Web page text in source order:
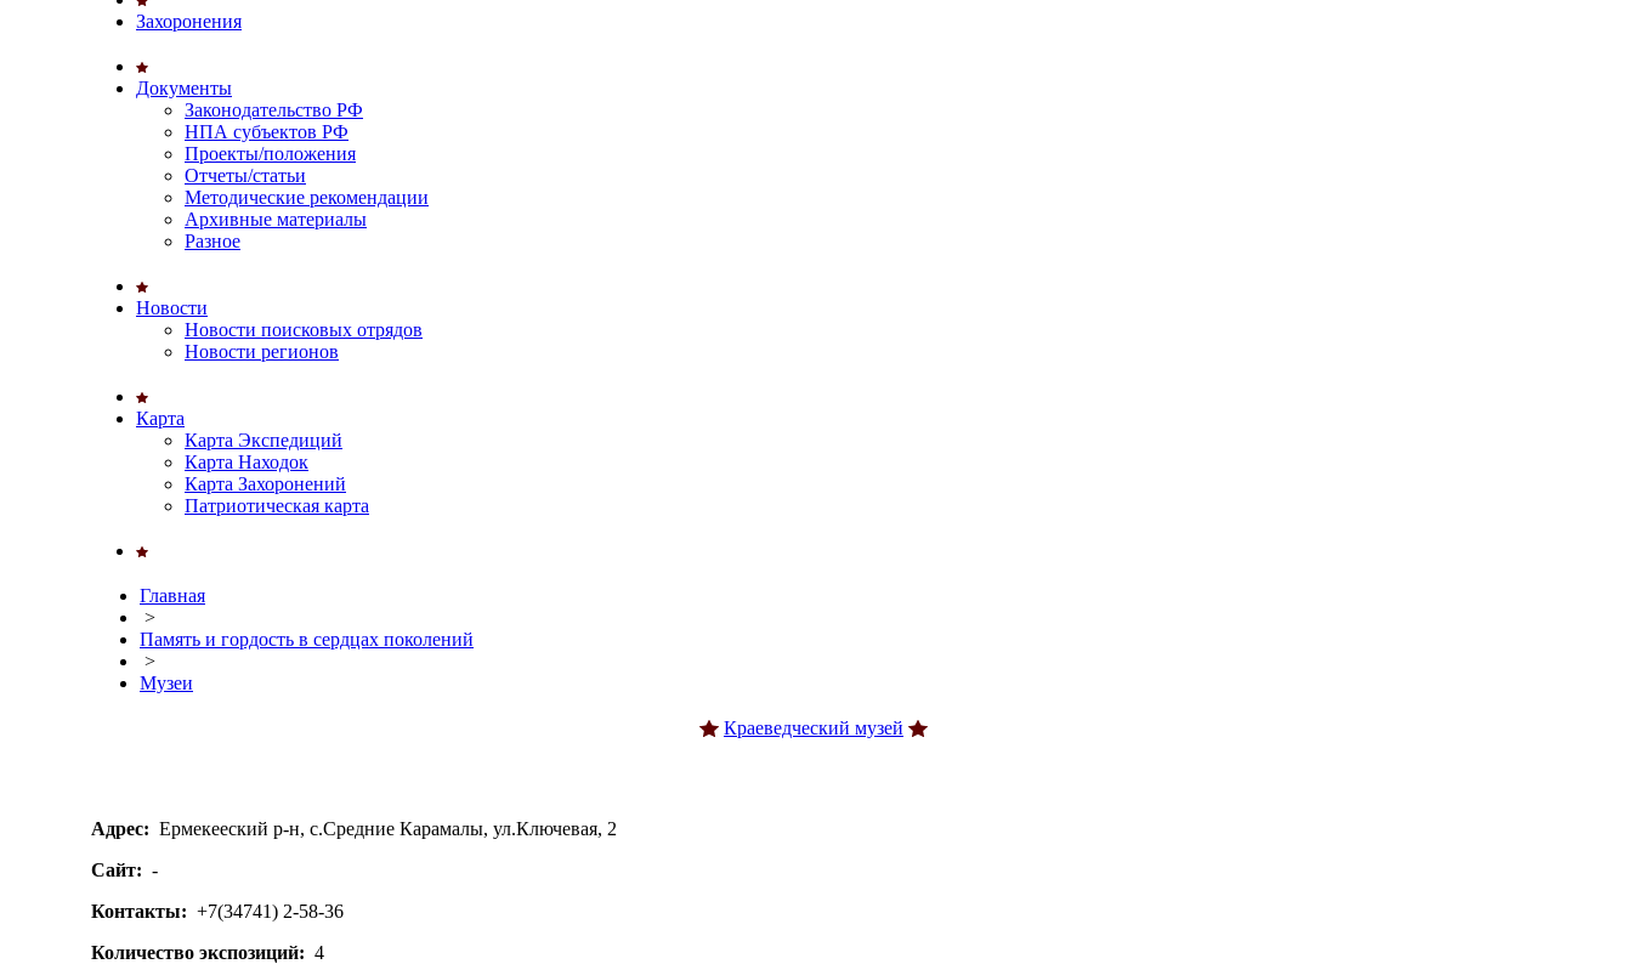
Захоронения
Документы
Законодательство РФ
НПА субъектов РФ
Проекты/положения
Отчеты/статьи
Методические рекомендации
Архивные материалы
Разное
Новости
Новости поисковых отрядов
Новости регионов
Карта
Карта Экспедиций
Карта Находок
Карта Захоронений
Патриотическая карта
Главная
>
Память и гордость в сердцах поколений
>
Музеи
Краеведческий музей
Адрес: Ермекееский р-н, с.Средние Карамалы, ул.Ключевая, 2
Сайт: -
Контакты: +7(34741) 2-58-36
Количество экспозиций: 4